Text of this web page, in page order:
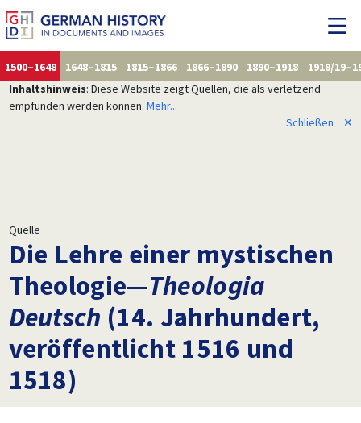
1500–1648 1648–1815 1815–1866 1866–1890 1890–1918
1918/
Inhaltshinweis: Diese Website zeigt Quellen, die als verletzend
empfunden werden können. Mehr...
Schließen
✕
Quelle
Die Lehre einer mystischen
Theologie—Theologia
Deutsch (14. Jahrhundert,
veröffentlicht 1516 und
1518)